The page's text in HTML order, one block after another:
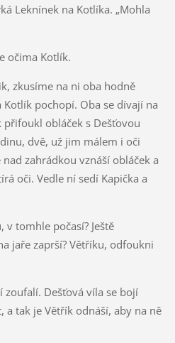
Leknínek na Kotlíka. „Mohla
očima Kotlík.
zkusíme na ni oba hodně
Kotlík pochopí. Oba se dívají na
obláček s Dešťovou
dvě, už jim málem i oči
zahrádkou vznáší obláček a
oči. Vedle ní sedí Kapička a
v tomhle počasí? Ještě
jaře zaprší? Větříku, odfoukni
zoufalí. Dešťová víla se bojí
a tak je Větřík odnáší, aby na ně